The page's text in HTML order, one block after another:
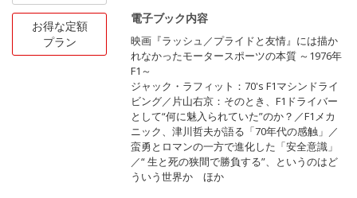
お得な定額
プラン
電子ブック内容
映画『ラッシュ／プライドと友情』には描か
れなかったモータースポーツの本質 ～1976年
F1～
ジャック・ラフィット：70's F1マシンドライ
ビング／片山右京：そのとき、F1ドライバー
として“何に魅入られていた”のか？／F1メカ
ニック、津川哲夫が語る「70年代の感触」／
蛮勇とロマンの一方で進化した「安全意識」
／“ 生と死の狭間で勝負する”、というのはど
ういう世界か ほか